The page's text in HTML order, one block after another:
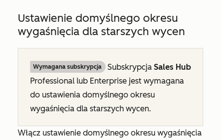
Ustawienie domyślnego okresu
wygaśnięcia dla starszych wycen
Wymagana subskrypcja Subskrypcja Sales Hub
Professional lub Enterprise jest wymagana
do ustawienia domyślnego okresu
wygaśnięcia dla starszych wycen.
Włącz ustawienie domyślnego okresu wygaśnięcia